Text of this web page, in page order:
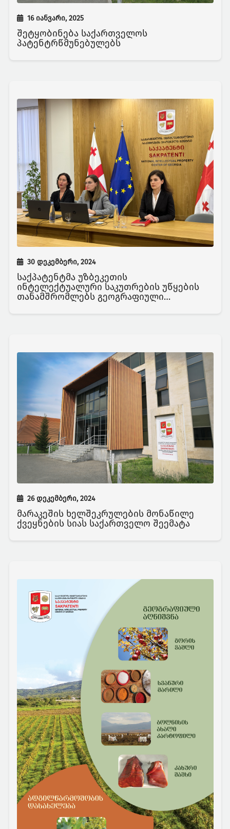
16 იანვარი, 2025
შეტყობინება საქართველოს
პატენტრწმუნებულებს
30 დეკემბერი, 2024
საქპატენტმა უზბეკეთის
ინტელექტუალური საკუთრების უწყების
თანამშრომლებს გეოგრაფიული
26 დეკემბერი, 2024
მარაკეშის ხელშეკრულების მონაწილე
ქვეყნების სიას საქართველო შეემატა